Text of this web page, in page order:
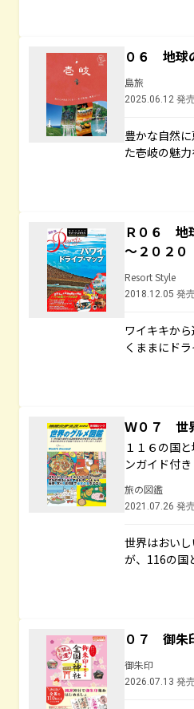
０６ 地
島旅
2025.06.12 発
豊かな自然
た壱岐の魅
Ｒ０６ 地
～２０２０
Resort Style
2018.12.05 発
ワイキキか
くままにド
Ｗ０７ 世
１１６の国
ンガイド付き
旅の図鑑
2021.07.26 発
世界はおい
が、116の国
０７ 御朱
御朱印
2026.07.13 発